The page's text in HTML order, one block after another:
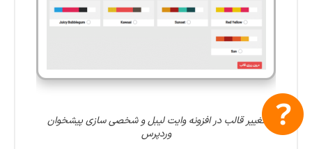
تغییر قالب در افزونه وایت ‌لیبل و شخصی ‌سازی پیشخوان
وردپرس